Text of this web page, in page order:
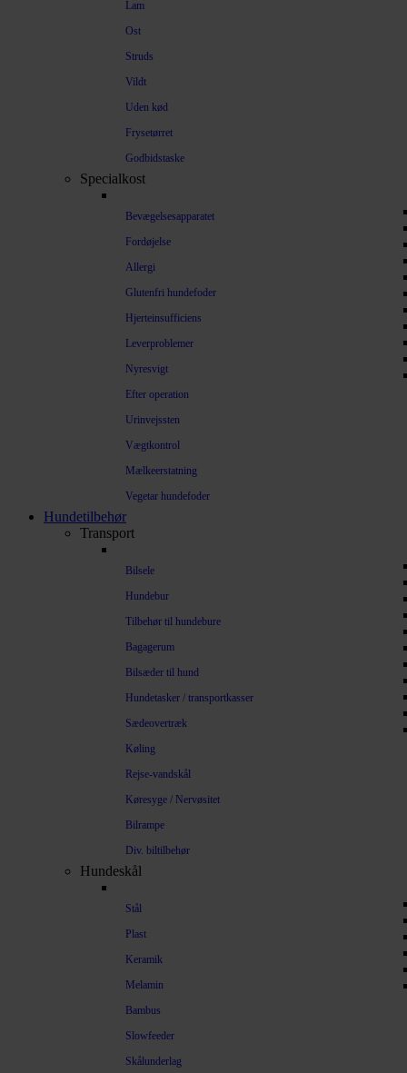
Lam
Ost
Struds
Vildt
Uden kød
Frysetørret
Godbidstaske
Specialkost
Bevægelsesapparatet
Fordøjelse
Allergi
Glutenfri hundefoder
Hjerteinsufficiens
Leverproblemer
Nyresvigt
Efter operation
Urinvejssten
Vægtkontrol
Mælkeerstatning
Vegetar hundefoder
Hundetilbehør
Transport
Bilsele
Hundebur
Tilbehør til hundebure
Bagagerum
Bilsæder til hund
Hundetasker / transportkasser
Sædeovertræk
Køling
Rejse-vandskål
Køresyge / Nervøsitet
Bilrampe
Div. biltilbehør
Hundeskål
Stål
Plast
Keramik
Melamin
Bambus
Slowfeeder
Skålunderlag